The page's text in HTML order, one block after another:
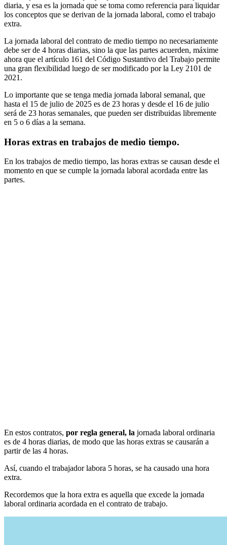
diaria, y esa es la jornada que se toma como referencia para liquidar
los conceptos que se derivan de la jornada laboral, como el trabajo
extra.
La jornada laboral del contrato de medio tiempo no necesariamente
debe ser de 4 horas diarias, sino la que las partes acuerden, máxime
ahora que el artículo 161 del Código Sustantivo del Trabajo permite
una gran flexibilidad luego de ser modificado por la Ley 2101 de
2021.
Lo importante que se tenga media jornada laboral semanal, que
hasta el 15 de julio de 2025 es de 23 horas y desde el 16 de julio
será de 23 horas semanales, que pueden ser distribuidas libremente
en 5 o 6 días a la semana.
Horas extras en trabajos de medio tiempo.
En los trabajos de medio tiempo, las horas extras se causan desde el
momento en que se cumple la jornada laboral acordada entre las
partes.
En estos contratos, por regla general, la jornada laboral ordinaria
es de 4 horas diarias, de modo que las horas extras se causarán a
partir de las 4 horas.
Así, cuando el trabajador labora 5 horas, se ha causado una hora
extra.
Recordemos que la hora extra es aquella que excede la jornada
laboral ordinaria acordada en el contrato de trabajo.